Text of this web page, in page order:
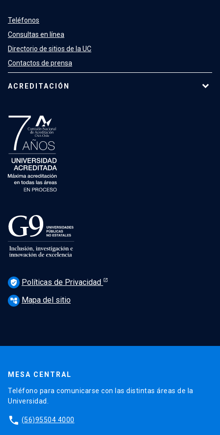
Teléfonos
Consultas en línea
Directorio de sitios de la UC
Contactos de prensa
ACREDITACIÓN
verified_user Políticas de Privacidad
account_tree Mapa del sitio
MESA CENTRAL
Teléfono para comunicarse con las distintas áreas de la
Universidad.
phone (56)95504 4000